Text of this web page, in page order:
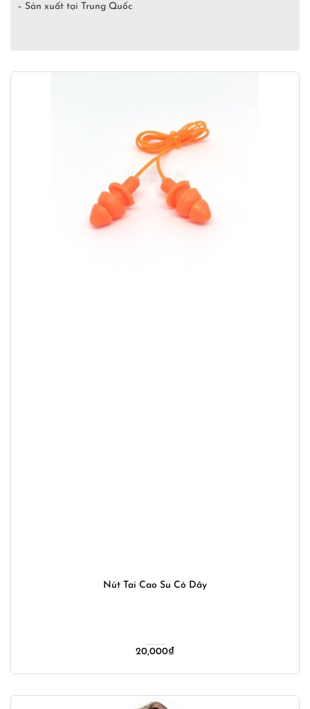
– Sản xuất tại Trung Quốc
Nút Tai Cao Su Có Dây
20,000₫